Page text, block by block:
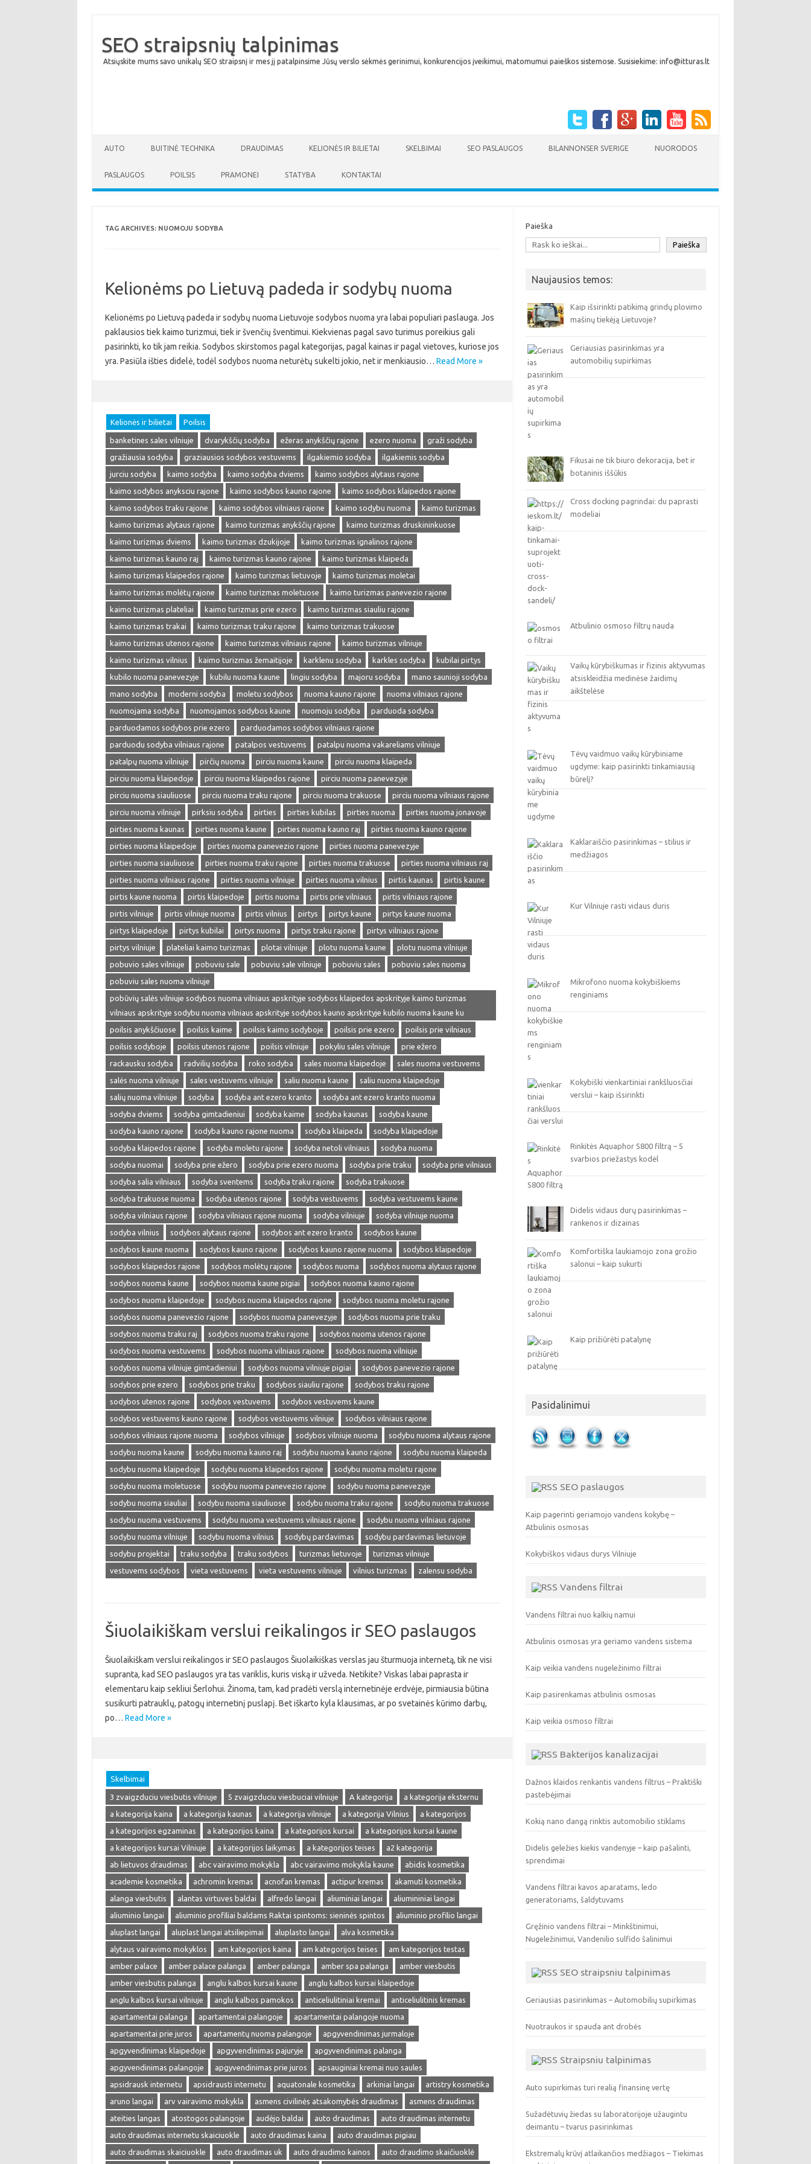
SEO straipsnių talpinimas
Atsiųskite mums savo unikalų SEO straipsnį ir mes jį patalpinsime Jūsų verslo sėkmės gerinimui, konkurencijos įveikimui, matomumui paieškos sistemose. Susisiekime: info@itturas.lt
AUTO BUITINĖ TECHNIKA DRAUDIMAS KELIONĖS IR BILIETAI SKELBIMAI SEO PASLAUGOS BILANNONSER SVERIGE NUORODOS
PASLAUGOS POILSIS PRAMONEI STATYBA KONTAKTAI
TAG ARCHIVES: NUOMOJU SODYBA
Kelionėms po Lietuvą padeda ir sodybų nuoma
Kelionėms po Lietuvą padeda ir sodybų nuoma Lietuvoje sodybos nuoma yra labai populiari paslauga. Jos
paklausios tiek kaimo turizmui, tiek ir švenčių šventimui. Kiekvienas pagal savo turimus poreikius gali
pasirinkti, ko tik jam reikia. Sodybos skirstomos pagal kategorijas, pagal kainas ir pagal vietoves, kuriose jos
yra. Pasiūla išties didelė, todėl sodybos nuoma neturėtų sukelti jokio, net ir menkiausio… Read More »
Kelionės ir bilietai Poilsis
banketines sales vilniuje dvarykščių sodyba ežeras anykščių rajone ezero nuoma
graži sodyba
gražiausia sodyba
graziausios sodybos vestuvems ilgakiemio sodyba
ilgakiemis sodyba
jurciu sodyba
kaimo sodyba kaimo sodyba dviems
kaimo sodybos alytaus rajone
kaimo sodybos anyksciu rajone
kaimo sodybos kauno rajone
kaimo sodybos klaipedos rajone
kaimo sodybos traku rajone
kaimo sodybos vilniaus rajone kaimo sodybu nuoma
kaimo turizmas
kaimo turizmas alytaus rajone
kaimo turizmas anykščių rajone
kaimo turizmas druskininkuose
kaimo turizmas dviems
kaimo turizmas dzukijoje
kaimo turizmas ignalinos rajone
kaimo turizmas kauno raj
kaimo turizmas kauno rajone
kaimo turizmas klaipeda
kaimo turizmas klaipedos rajone
kaimo turizmas lietuvoje
kaimo turizmas moletai
kaimo turizmas molėtų rajone
kaimo turizmas moletuose
kaimo turizmas panevezio rajone
kaimo turizmas plateliai
kaimo turizmas prie ezero
kaimo turizmas siauliu rajone
kaimo turizmas trakai
kaimo turizmas traku rajone
kaimo turizmas trakuose
kaimo turizmas utenos rajone
kaimo turizmas vilniaus rajone
kaimo turizmas vilniuje
kaimo turizmas vilnius
kaimo turizmas žemaitijoje karklenu sodyba karkles sodyba
kubilai pirtys
kubilo nuoma panevezyje
kubilu nuoma kaune lingiu sodyba majoru sodyba
mano saunioji sodyba
mano sodyba
moderni sodyba moletu sodybos nuoma kauno rajone
nuoma vilniaus rajone
nuomojama sodyba
nuomojamos sodybos kaune nuomoju sodyba
parduoda sodyba
parduodamos sodybos prie ezero
parduodamos sodybos vilniaus rajone
parduodu sodyba vilniaus rajone
patalpos vestuvems
patalpu nuoma vakareliams vilniuje
patalpų nuoma vilniuje
pirčių nuoma pirciu nuoma kaune
pirciu nuoma klaipeda
pirciu nuoma klaipedoje
pirciu nuoma klaipedos rajone
pirciu nuoma panevezyje
pirciu nuoma siauliuose
pirciu nuoma traku rajone pirciu nuoma trakuose
pirciu nuoma vilniaus rajone
pirciu nuoma vilniuje
pirksiu sodyba pirties pirties kubilas pirties nuoma
pirties nuoma jonavoje
pirties nuoma kaunas
pirties nuoma kaune pirties nuoma kauno raj
pirties nuoma kauno rajone
pirties nuoma klaipedoje
pirties nuoma panevezio rajone
pirties nuoma panevezyje
pirties nuoma siauliuose
pirties nuoma traku rajone pirties nuoma trakuose
pirties nuoma vilniaus raj
pirties nuoma vilniaus rajone
pirties nuoma vilniuje pirties nuoma vilnius pirtis kaunas
pirtis kaune
pirtis kaune nuoma
pirtis klaipedoje pirtis nuoma pirtis prie vilniaus
pirtis vilniaus rajone
pirtis vilniuje
pirtis vilniuje nuoma pirtis vilnius pirtys pirtys kaune
pirtys kaune nuoma
pirtys klaipedoje
pirtys kubilai pirtys nuoma pirtys traku rajone
pirtys vilniaus rajone
pirtys vilniuje
plateliai kaimo turizmas plotai vilniuje plotu nuoma kaune
plotu nuoma vilniuje
pobuvio sales vilniuje
pobuviu sale pobuviu sale vilniuje pobuviu sales
pobuviu sales nuoma
pobuviu sales nuoma vilniuje
pobūvių salės vilniuje sodybos nuoma vilniaus apskrityje sodybos klaipedos apskrityje kaimo turizmas
vilniaus apskrityje sodybu nuoma vilniaus apskrityje sodybos kauno apskrityje kubilo nuoma kaune ku
poilsis anykščiuose
poilsis kaime poilsis kaimo sodyboje poilsis prie ezero
poilsis prie vilniaus
poilsis sodyboje
poilsis utenos rajone poilsis vilniuje pokyliu sales vilniuje
prie ežero
rackausku sodyba
radvilių sodyba roko sodyba sales nuoma klaipedoje
sales nuoma vestuvems
salės nuoma vilniuje
sales vestuvems vilniuje saliu nuoma kaune
saliu nuoma klaipedoje
salių nuoma vilniuje
sodyba sodyba ant ezero kranto
sodyba ant ezero kranto nuoma
sodyba dviems
sodyba gimtadieniui sodyba kaime sodyba kaunas
sodyba kaune
sodyba kauno rajone
sodyba kauno rajone nuoma sodyba klaipeda
sodyba klaipedoje
sodyba klaipedos rajone
sodyba moletu rajone sodyba netoli vilniaus
sodyba nuoma
sodyba nuomai
sodyba prie ežero sodyba prie ezero nuoma sodyba prie traku
sodyba prie vilniaus
sodyba salia vilniaus
sodyba sventems sodyba traku rajone
sodyba trakuose
sodyba trakuose nuoma
sodyba utenos rajone sodyba vestuvems
sodyba vestuvems kaune
sodyba vilniaus rajone
sodyba vilniaus rajone nuoma sodyba vilniuje
sodyba vilniuje nuoma
sodyba vilnius
sodybos alytaus rajone sodybos ant ezero kranto
sodybos kaune
sodybos kaune nuoma
sodybos kauno rajone sodybos kauno rajone nuoma
sodybos klaipedoje
sodybos klaipedos rajone
sodybos molėtų rajone sodybos nuoma
sodybos nuoma alytaus rajone
sodybos nuoma kaune
sodybos nuoma kaune pigiai
sodybos nuoma kauno rajone
sodybos nuoma klaipedoje
sodybos nuoma klaipedos rajone
sodybos nuoma moletu rajone
sodybos nuoma panevezio rajone
sodybos nuoma panevezyje
sodybos nuoma prie traku
sodybos nuoma traku raj
sodybos nuoma traku rajone
sodybos nuoma utenos rajone
sodybos nuoma vestuvems
sodybos nuoma vilniaus rajone
sodybos nuoma vilniuje
sodybos nuoma vilniuje gimtadieniui
sodybos nuoma vilniuje pigiai
sodybos panevezio rajone
sodybos prie ezero
sodybos prie traku sodybos siauliu rajone
sodybos traku rajone
sodybos utenos rajone
sodybos vestuvems
sodybos vestuvems kaune
sodybos vestuvems kauno rajone
sodybos vestuvems vilniuje
sodybos vilniaus rajone
sodybos vilniaus rajone nuoma
sodybos vilniuje sodybos vilniuje nuoma
sodybu nuoma alytaus rajone
sodybu nuoma kaune
sodybu nuoma kauno raj sodybu nuoma kauno rajone
sodybu nuoma klaipeda
sodybu nuoma klaipedoje
sodybu nuoma klaipedos rajone
sodybu nuoma moletu rajone
sodybu nuoma moletuose
sodybu nuoma panevezio rajone
sodybu nuoma panevezyje
sodybu nuoma siauliai
sodybu nuoma siauliuose sodybu nuoma traku rajone
sodybu nuoma trakuose
sodybu nuoma vestuvems
sodybu nuoma vestuvems vilniaus rajone
sodybu nuoma vilniaus rajone
sodybu nuoma vilniuje
sodybu nuoma vilnius sodybų pardavimas
sodybu pardavimas lietuvoje
sodybu projektai
traku sodyba traku sodybos turizmas lietuvoje
turizmas vilniuje
vestuvems sodybos
vieta vestuvems vieta vestuvems vilniuje vilnius turizmas zalensu sodyba
Šiuolaikiškam verslui reikalingos ir SEO paslaugos
Šiuolaikiškam verslui reikalingos ir SEO paslaugos Šiuolaikiškas verslas jau šturmuoja internetą, tik ne visi
supranta, kad SEO paslaugos yra tas variklis, kuris viską ir užveda. Netikite? Viskas labai paprasta ir
elementaru kaip sekliui Šerlohui. Žinoma, tam, kad pradėti verslą internetinėje erdvėje, pirmiausia būtina
susikurti patrauklų, patogų internetinį puslapį. Bet iškarto kyla klausimas, ar po svetainės kūrimo darbų,
po… Read More »
Skelbimai
3 zvaigzduciu viesbutis vilniuje 5 zvaigzduciu viesbuciai vilniuje A kategorija
a kategorija eksternu
a kategorija kaina
a kategorija kaunas a kategorija vilniuje a kategorija Vilnius
a kategorijos
a kategorijos egzaminas
a kategorijos kaina a kategorijos kursai
a kategorijos kursai kaune
a kategorijos kursai Vilniuje
a kategorijos laikymas a kategorijos teises
a2 kategorija
ab lietuvos draudimas
abc vairavimo mokykla abc vairavimo mokykla kaune
abidis kosmetika
academie kosmetika
achromin kremas acnofan kremas actipur kremas
akamuti kosmetika
alanga viesbutis
alantas virtuves baldai alfredo langai aliuminiai langai
aliumininiai langai
aliuminio langai
aliuminio profiliai baldams Raktai spintoms: sieninės spintos
aliuminio profilio langai
aluplast langai
aluplast langai atsiliepimai aluplasto langai
alva kosmetika
alytaus vairavimo mokyklos
am kategorijos kaina am kategorijos teises
am kategorijos testas
amber palace
amber palace palanga amber palanga amber spa palanga
amber viesbutis
amber viesbutis palanga
anglu kalbos kursai kaune
anglu kalbos kursai klaipedoje
anglu kalbos kursai vilniuje
anglu kalbos pamokos anticeliulitiniai kremai
anticeliulitinis kremas
apartamentai palanga
apartamentai palangoje
apartamentai palangoje nuoma
apartamentai prie juros
apartamentų nuoma palangoje
apgyvendinimas jurmaloje
apgyvendinimas klaipedoje
apgyvendinimas pajuryje
apgyvendinimas palanga
apgyvendinimas palangoje
apgyvendinimas prie juros
apsauginiai kremai nuo saules
apsidrausk internetu
apsidrausti internetu aquatonale kosmetika arkiniai langai
artistry kosmetika
aruno langai
arv vairavimo mokykla asmens civilinės atsakomybės draudimas
asmens draudimas
ateities langas
atostogos palangoje audėjo baldai auto draudimas
auto draudimas internetu
auto draudimas internetu skaiciuokle
auto draudimas kaina
auto draudimas pigiau
auto draudimas skaiciuokle
auto draudimas uk auto draudimo kainos auto draudimo skaičiuoklė
Paieška
Paieška
Naujausios temos:
Kaip išsirinkti patikimą grindų plovimo
mašinų tiekėją Lietuvoje?
Geriausias pasirinkimas yra
automobilių supirkimas
Fikusai ne tik biuro dekoracija, bet ir
botaninis iššūkis
Cross docking pagrindai: du paprasti
modeliai
Atbulinio osmoso filtrų nauda
Vaikų kūrybiškumas ir fizinis aktyvumas
atsiskleidžia medinėse žaidimų
aikštelėse
Tėvų vaidmuo vaikų kūrybiniame
ugdyme: kaip pasirinkti tinkamiausią
būrelį?
Kaklaraiščio pasirinkimas – stilius ir
medžiagos
Kur Vilniuje rasti vidaus duris
Mikrofono nuoma kokybiškiems
renginiams
Kokybiški vienkartiniai rankšluosčiai
verslui – kaip išsirinkti
Rinkitės Aquaphor S800 filtrą – 5
svarbios priežastys kodėl
Didelis vidaus durų pasirinkimas –
rankenos ir dizainas
Komfortiška laukiamojo zona grožio
salonui – kaip sukurti
Kaip prižiūrėti patalynę
Pasidalinimui
SEO paslaugos
Kaip pagerinti geriamojo vandens kokybę –
Atbulinis osmosas
Kokybiškos vidaus durys Vilniuje
Vandens filtrai
Vandens filtrai nuo kalkių namui
Atbulinis osmosas yra geriamo vandens sistema
Kaip veikia vandens nugeležinimo filtrai
Kaip pasirenkamas atbulinis osmosas
Kaip veikia osmoso filtrai
Bakterijos kanalizacijai
Dažnos klaidos renkantis vandens filtrus – Praktiški
pastebėjimai
Kokią nano dangą rinktis automobilio stiklams
Didelis geležies kiekis vandenyje – kaip pašalinti,
sprendimai
Vandens filtrai kavos aparatams, ledo
generatoriams, šaldytuvams
Gręžinio vandens filtrai – Minkštinimui,
Nugeležinimui, Vandenilio sulfido šalinimui
SEO straipsniu talpinimas
Geriausias pasirinkimas – Automobilių supirkimas
Nuotraukos ir spauda ant drobės
Straipsniu talpinimas
Auto supirkimas turi realią finansinę vertę
Sužadėtuvių žiedas su laboratorijoje užaugintu
deimantu – tvarus pasirinkimas
Ekstremalų krūvį atlaikančios medžiagos – Tiekimas